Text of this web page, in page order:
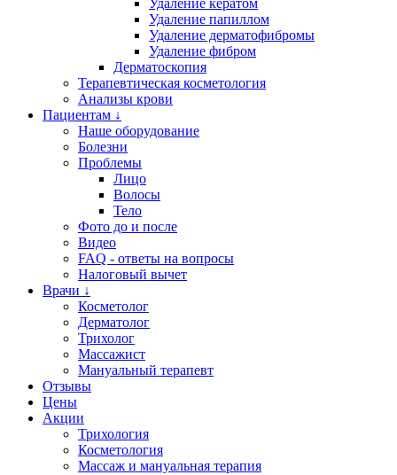
Удаление кератом
Удаление папиллом
Удаление дерматофибромы
Удаление фибром
Дерматоскопия
Терапевтическая косметология
Анализы крови
Пациентам ↓
Наше оборудование
Болезни
Проблемы
Лицо
Волосы
Тело
Фото до и после
Видео
FAQ - ответы на вопросы
Налоговый вычет
Врачи ↓
Косметолог
Дерматолог
Трихолог
Массажист
Мануальный терапевт
Отзывы
Цены
Акции
Трихология
Косметология
Массаж и мануальная терапия